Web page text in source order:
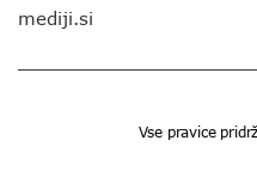
mediji.si
Vse pravice